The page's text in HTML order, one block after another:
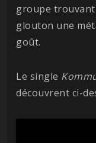
groupe
glouton une
goût.
Le single
découvrent ci-